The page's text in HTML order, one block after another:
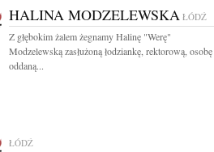
HALINA MODZELEWSKA ŁÓDŹ
Z głębokim żalem żegnamy Halinę "Werę"
Modzelewską zasłużoną łodziankę, rektorową, osobę
oddaną...
ŁÓDŹ